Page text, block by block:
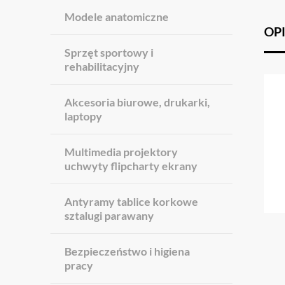
Modele anatomiczne
Sprzęt sportowy i
rehabilitacyjny
Akcesoria biurowe, drukarki,
laptopy
Multimedia projektory
uchwyty flipcharty ekrany
Antyramy tablice korkowe
sztalugi parawany
Bezpieczeństwo i higiena
pracy